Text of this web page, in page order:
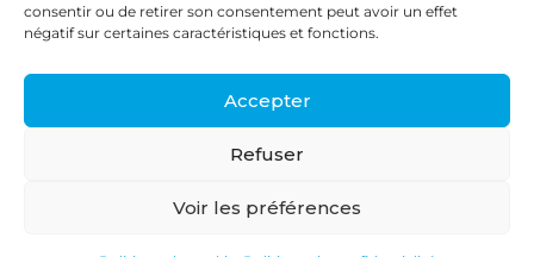
consentir ou de retirer son consentement peut avoir un effet
négatif sur certaines caractéristiques et fonctions.
Accepter
Refuser
Voir les préférences
87, rue du Ruisseau
38070 St Quentin Fallavier
contact@deza.fr